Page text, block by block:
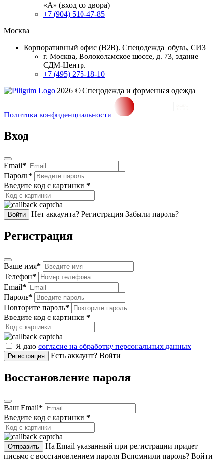
«А» (вход со двора)
+7 (904) 510-47-85
Москва
Корпоративный офис (В2В). Спецодежда, обувь, СИЗ
г. Москва, Волоколамское шоссе, д. 73, здание
СДМ-Центр.
+7 (495) 275-18-10
2026 © Спецодежда и форменная одежда
Политика конфиденциальности
Вход
Email*
Пароль*
Введите код с картинки *
Войти Нет аккаунта? Регистрация Забыли пароль?
Регистрация
Ваше имя*
Телефон*
Email*
Пароль*
Повторите пароль*
Введите код с картинки *
Я даю согласие на обработку персональных данных
Регистрация Есть аккаунт? Войти
Восстановление пароля
Ваш Email*
Введите код с картинки *
Отправить
На Email указанный при регистрации придет
письмо с восстановлением пароля Вспомнили пароль? Войти